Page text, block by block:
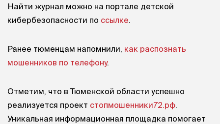
Найти журнал можно на портале детской
кибербезопасности по ссылке.
Ранее тюменцам напомнили, как распознать
мошенников по телефону.
Отметим, что в Тюменской области успешно
реализуется проект стопмошенники72.рф.
Уникальная информационная площадка помогает